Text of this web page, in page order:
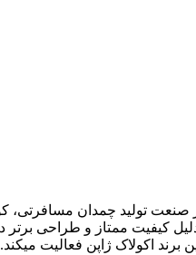
اکولاک ژاپن فعالیت میکند.